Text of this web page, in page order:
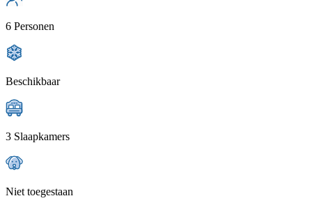
6 Personen
Beschikbaar
3 Slaapkamers
Niet toegestaan